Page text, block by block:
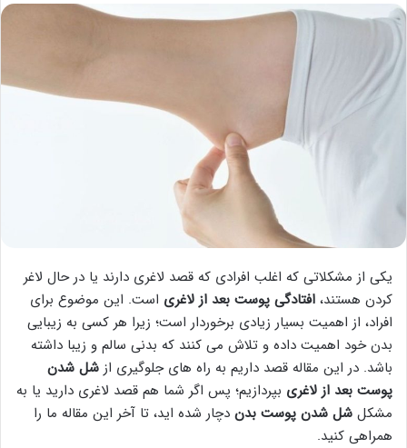
یکی از مشکلاتی که اغلب افرادی که قصد لاغری دارند یا در حال لاغر
کردن هستند، افتادگی پوست بعد از لاغری است. این موضوع برای
افراد، از اهمیت بسیار زیادی برخوردار است؛ زیرا هر کسی به زیبایی
بدن خود اهمیت داده و تلاش می کنند که بدنی سالم و زیبا داشته
باشد. در این مقاله قصد داریم به راه های جلوگیری از شل شدن
پوست بعد از لاغری بپردازیم؛ پس اگر شما هم قصد لاغری دارید یا به
مشکل شل شدن پوست بدن دچار شده اید، تا آخر این مقاله ما را
همراهی کنید.